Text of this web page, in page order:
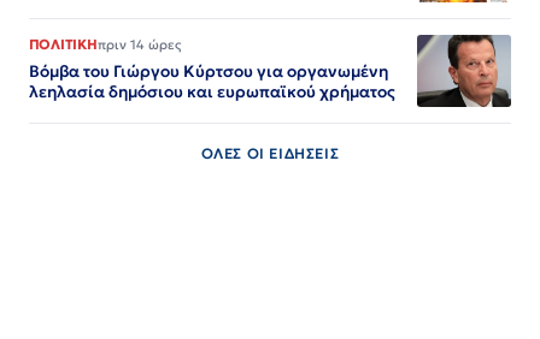
ΠΟΛΙΤΙΚΗπριν 14 ώρες
Βόμβα του Γιώργου Κύρτσου για οργανωμένη
λεηλασία δημόσιου και ευρωπαϊκού χρήματος
ΟΛΕΣ ΟΙ ΕΙΔΗΣΕΙΣ